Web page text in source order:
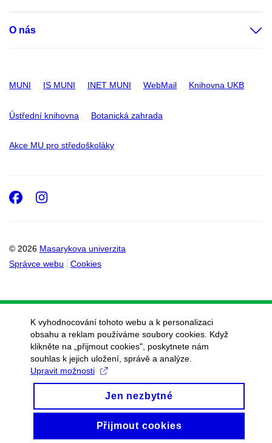
O nás
MUNI IS MUNI INET MUNI WebMail Knihovna UKB
Ústřední knihovna Botanická zahrada
Akce MU pro středoškoláky
© 2026 Masarykova univerzita
Správce webu
Cookies
Facebook
Instagram
K vyhodnocování tohoto webu a k personalizaci
obsahu a reklam používáme soubory cookies. Když
klikněte na „přijmout cookies", poskytnete nám
souhlas k jejich uložení, správě a analýze.
Upravit možnosti
Jen nezbytné
Přijmout cookies